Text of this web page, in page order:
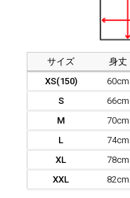
サイズ 身丈
XS(150)
60cm
S
66cm
M
70cm
L
74cm
XL
78cm
XXL
82cm